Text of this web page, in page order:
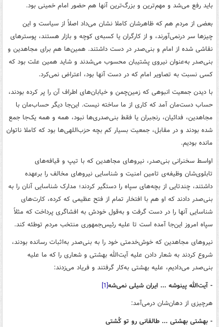
باید رفع می‌شد و مهم‌ترین و بزرگ‌ترین آنها هم حضور امام خمینی بود.
بعضی از مردم هم که ظاهرشان کاملا نشان می‌داد اصلاً از سیاست و این
چیزها سر درنمی‌آورند، و از کارگران یا کسبه‌ی کوچه و بازار هستند، پوسترهای
نقاشی شده از امام و بنی‌صدر در دست داشتند. همین‌ها هم برای مجاهدین و
بنی‌صدر به‌عنوان نیروی پشتیبان محسوب می‌شدند و شاید همین علت بود که
کسی نسبت به تصاویر امام که در دست آنها بود، اعتراض نمی‌کرد.
با دیدن جمعیت انبوهی که زمین‌چمن و خیابان‌های اطراف آن را پر کرده بودند،
حساب دست‌مان آمد که کاری از ما ساخته نیست. این‌جا دیگر حساب‌مان با
مجاهدین، فدائیان، رنجبران یا فقط بنی‌صدری‌ها نبود، همه و همه یک‌جا جمع
شده بودند و در مقابل، جمعیت بسیار کم بچه حزب‌اللهی‌ها بود که کاملا ناتوان
مانده بودیم.
اواسط سخنرانی بنی‌صدر، نیروهای مجاهدین که با تیپ و قیافه‌های
تابلوی‌شان وظیفه‌ی تامین امنیت و شناسایی نیروهای مخالف را برعهده
داشتند، چندتایی از بچه‌های سپاه را دستگیر کردند؛ مدارک شناسایی آنان را به
بنی‌صدر دادند که او هم با افتخار تمام از فتح عظیمی که کرده، کارت‌های
شناسایی آنها را در دست گرفت و به‌قول خودش به افشاگری پرداخت که مثلاً
سپاه امروز این‌جا آمده است تا علیه رئیس‌جمهوری منتخب مردم توطئه کند.
نیروهای مجاهدین که خوش‌خدمتی خود را به بنی‌صدر به‌اثبات رسانده بودند،
شروع کردند به شعار دادن علیه آیت‌الله بهشتی و شعاری را که ما علیه
بنی‌صدر می‌دادیم، علیه بهشتی به‌کار گرفتند و فریاد می‌زدند:
- آیت‌الله پینوشه ... ایران شیلی نمی‌شه[1]
هرچیزی از دهان‌شان درمی‌آمد:
- بهشتی بهشتی ... طالقانی رو تو کُشتی